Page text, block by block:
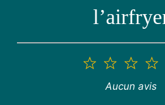
3
2
étoiles
1
étoile
Aucun avis